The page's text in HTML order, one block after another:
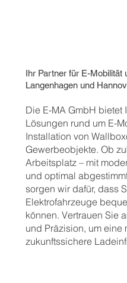
Ihr Partner für E-Mobilität
Langenhagen und
Die E-MA GmbH bietet
Lösungen rund um E-
Installation von
Gewerbeobjekte. Ob
Arbeitsplatz – mit
und optimal
sorgen wir dafür, dass
Elektrofahrzeuge
können. Vertrauen Sie
und Präzision, um
zukunftssichere